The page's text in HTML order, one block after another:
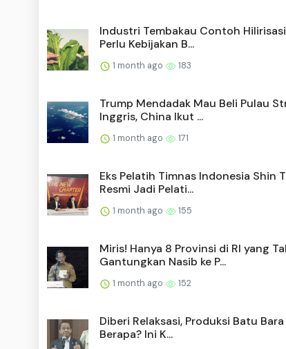
Industri Tembakau Contoh
Perlu Kebijakan B...
1 month ago 183
Trump Mendadak Mau Beli Pulau
Inggris, China Ikut ...
1 month ago 171
Eks Pelatih Timnas Indonesia Shin
Resmi Jadi Pelati...
1 month ago 155
Miris! Hanya 8 Provinsi di RI yang
Gantungkan Nasib ke P...
1 month ago 152
Diberi Relaksasi, Produksi Batu
Berapa? Ini K...